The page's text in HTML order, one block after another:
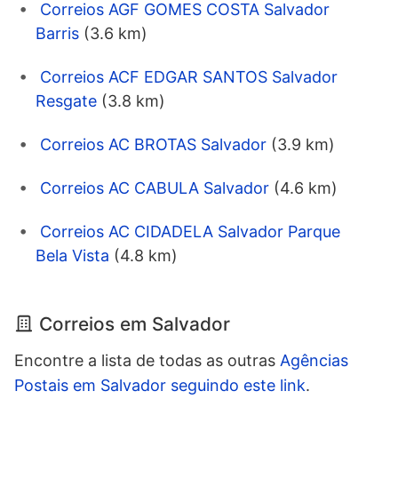
Correios AGF GOMES COSTA Salvador
Barris (3.6 km)
Correios ACF EDGAR SANTOS Salvador
Resgate (3.8 km)
Correios AC BROTAS Salvador (3.9 km)
Correios AC CABULA Salvador (4.6 km)
Correios AC CIDADELA Salvador Parque
Bela Vista (4.8 km)
Correios em Salvador
Encontre a lista de todas as outras Agências
Postais em Salvador seguindo este link.